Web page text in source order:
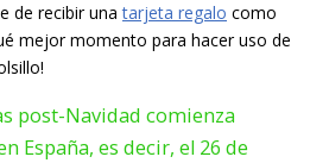
de recibir unatarjeta regalo como
mejor momento para hacer uso de
post-Navidad comienza
España, es decir, el 26 de